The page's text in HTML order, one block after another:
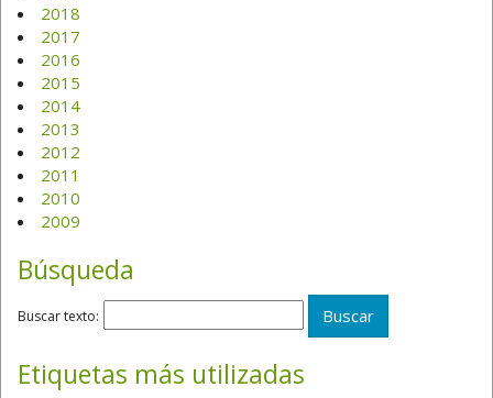
2018
2017
2016
2015
2014
2013
2012
2011
2010
2009
Búsqueda
Buscar texto:
Etiquetas más utilizadas